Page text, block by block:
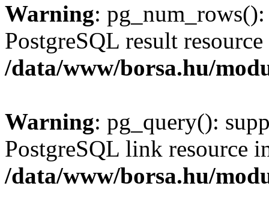
Warning:
PostgreSQL result
/data/www/borsa.hu/
Warning: pg_query():
PostgreSQL link resource
/data/www/borsa.hu/